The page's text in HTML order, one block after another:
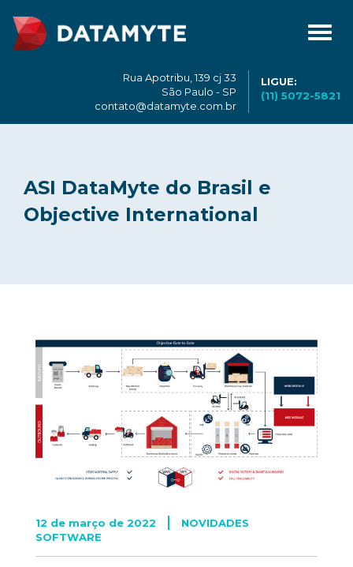
Rua Apotribu, 139 cj 33
São Paulo - SP
contato@datamyte.com.br
LIGUE:
(11) 5072-5821
ASI DataMyte do Brasil e
Objective International
12 de março de 2022
NOVIDADES
SOFTWARE